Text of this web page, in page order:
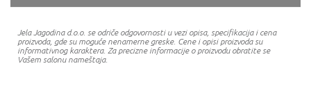
Jela Jagodina d.o.o. se odriče odgovornosti u vezi opisa, specifikacija i cena
proizvoda, gde su moguće nenamerne greske. Cene i opisi proizvoda su
informativnog karaktera. Za precizne informacije o proizvodu obratite se
Vašem salonu nameštaja.